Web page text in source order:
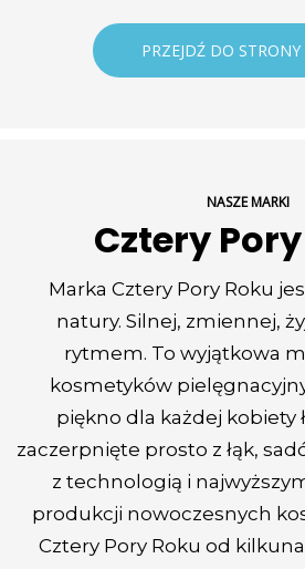
PRZEJDŹ DO
NASZE MARKI
Cztery
Marka Cztery Pory Roku
natury. Silnej, zmiennej,
rytmem. To wyjątkowa
kosmetyków
piękno dla każdej kobiety
zaczerpnięte prosto z łąk,
z technologią i
produkcji nowoczesnych
Cztery Pory Roku od